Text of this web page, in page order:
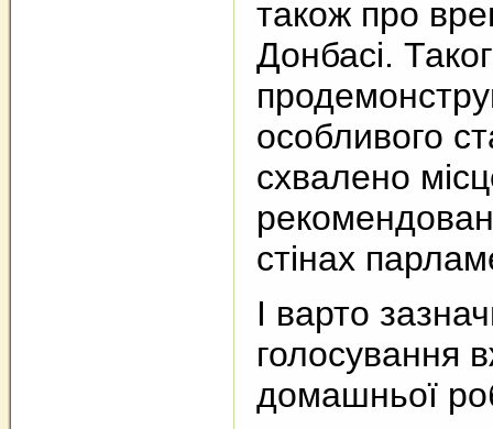
також про
Донбасі.
особливого
схвалено
стінах
І варто
голосування
домашньої